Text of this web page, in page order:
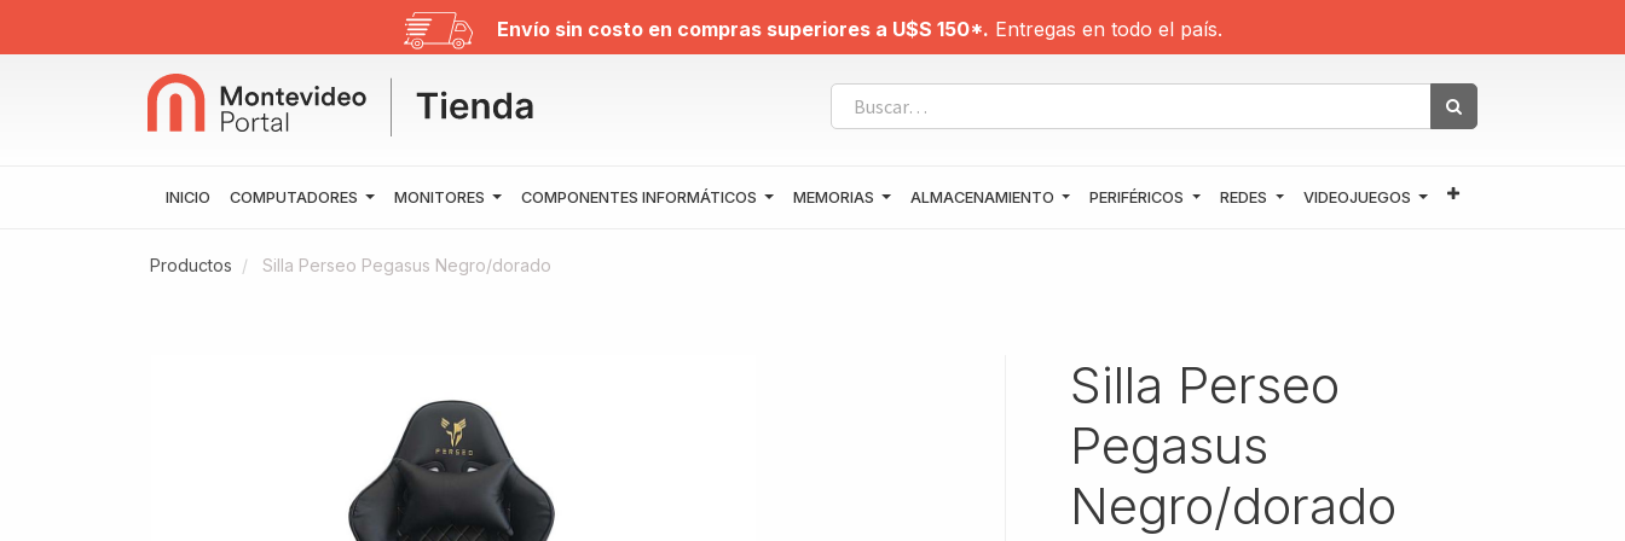
Envío sin costo en compras superiores a U$S 150*. Entregas en todo el país.
INICIO COMPUTADORES MONITORES COMPONENTES INFORMÁTICOS MEMORIAS ALMACENAMIENTO PERIFÉRICOS REDES VIDEOJUEGOS
Productos Silla Perseo Pegasus Negro/dorado
Silla Perseo
Pegasus
Negro/dorado